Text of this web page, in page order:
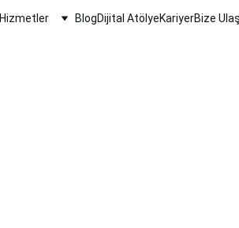
Hizmetler BlogDijital AtölyeKariyerBize